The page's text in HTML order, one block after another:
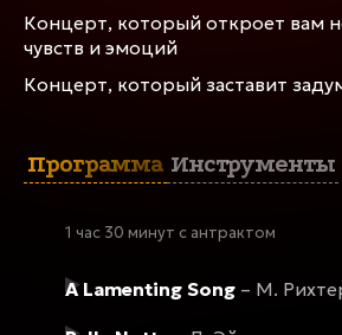
произведения Людовико
Рихтера
ПРОГРАММА
18 сентября
Концерт завершен
Концерт, который откроет вам
чувств и эмоций
Концерт, который заставит
Программа Инструменты
1 час 30 минут с антрактом
A Lamenting Song – M.